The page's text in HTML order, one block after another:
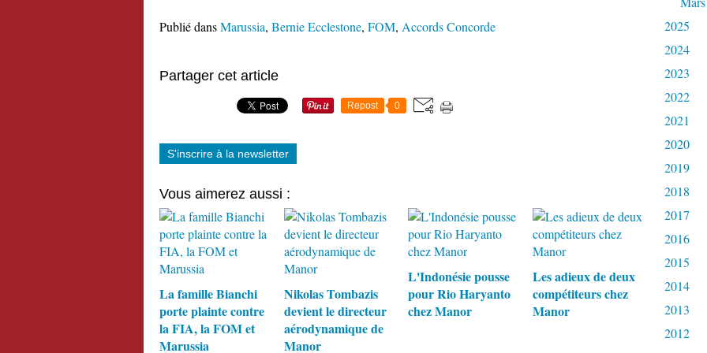
Publié dansMarussia, Bernie Ecclestone, FOM, Accords Concorde
Partager cet article
Repost 0
S'inscrire à la newsletter
Vous aimerez aussi :
La famille Bianchi
porte plainte contre
la FIA, la FOM et
Marussia
Nikolas Tombazis
devient le directeur
aérodynamique de
Manor
L'Indonésie pousse
pour Rio Haryanto
chez Manor
Les adieux de deux
compétiteurs chez
Manor
2025
2024
2023
2022
2021
2020
2019
2018
2017
2016
2015
2014
2013
2012